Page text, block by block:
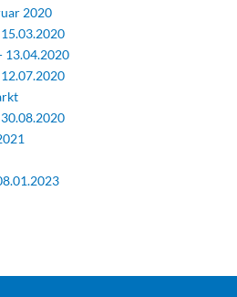
2020
13.04.2020